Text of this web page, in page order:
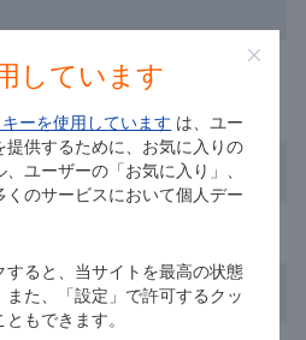
しています
ーを使用しています は、ユー
供するために、お気に入りの
ユーザーの「お気に入り」、
のサービスにおいて個人デー
すると、当サイトを最高の状態
た、「設定」で許可するクッ
もできます。